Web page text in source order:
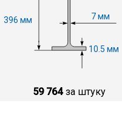
396 мм 7 мм
10.5 мм
59 764 за штуку